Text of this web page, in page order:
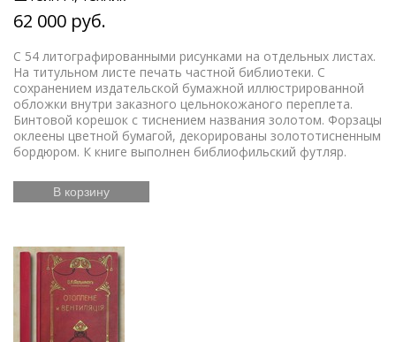
62 000 руб.
С 54 литографированными рисунками на отдельных листах.
На титульном листе печать частной библиотеки. С
сохранением издательской бумажной иллюстрированной
обложки внутри заказного цельнокожаного переплета.
Бинтовой корешок с тиснением названия золотом. Форзацы
оклеены цветной бумагой, декорированы золототисненным
бордюром. К книге выполнен библиофильский футляр.
В корзину